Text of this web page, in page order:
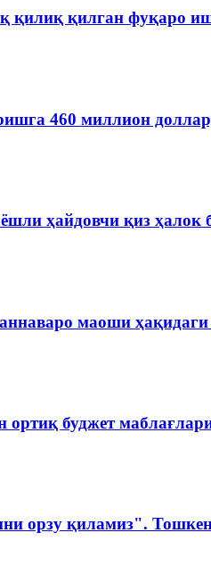
қилиқ қилган фуқаро
460 миллион
ҳайдовчи қиз ҳалок
маоши
буджет
орзу қиламиз".